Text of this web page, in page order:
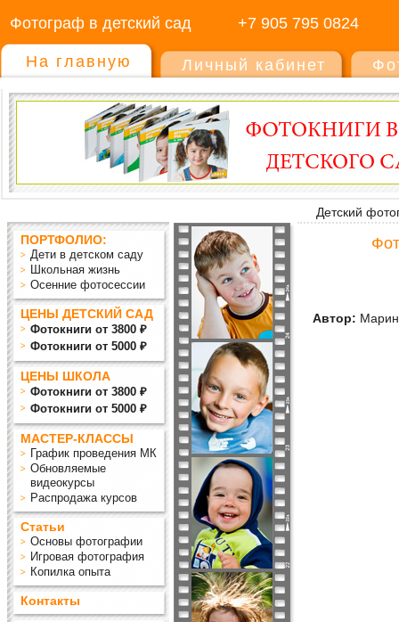
Фотограф в детский сад +7 905 795 0824
На главную Личный кабинет
Детский
ПОРТФОЛИО:
Дети в детском саду
Школьная жизнь
Осенние фотосессии
ЦЕНЫ ДЕТСКИЙ САД
Фотокниги от 3800 ₽
Фотокниги от 5000 ₽
ЦЕНЫ ШКОЛА
Фотокниги от 3800 ₽
Фотокниги от 5000 ₽
МАСТЕР-КЛАССЫ
График проведения МК
Обновляемые
видеокурсы
Распродажа курсов
Статьи
Основы фотографии
Игровая фотография
Копилка опыта
Контакты
Автор: